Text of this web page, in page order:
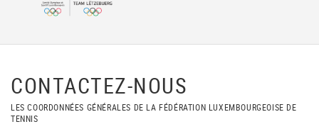
CONTACTEZ-NOUS
LES COORDONNÉES GÉNÉRALES DE LA FÉDÉRATION LUXEMBOURGEOISE DE
TENNIS